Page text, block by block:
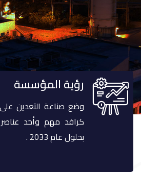
الأجنبية
رؤية المؤسسة
وضع صناعة التعدين على
كرافد مهم وأحد
بحلول عام 2033 .